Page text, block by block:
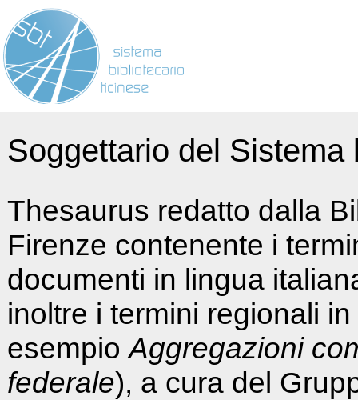
Soggettario del
Thesaurus redatto dalla
Firenze contenente i
documenti in lingua
inoltre i termini regionali
esempioAggregazioni
federale), a cura del